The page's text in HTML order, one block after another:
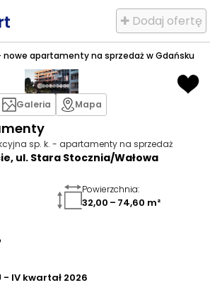
✚ Dodaj ofertę
nowe apartamenty na sprzedaż w Gdańsku
sp. k. - apartamenty na sprzedaż
ul. Stara Stocznia/Wałowa
Galeria Mapa
Powierzchnia:
32,00 – 74,60 m²
- IV kwartał 2026